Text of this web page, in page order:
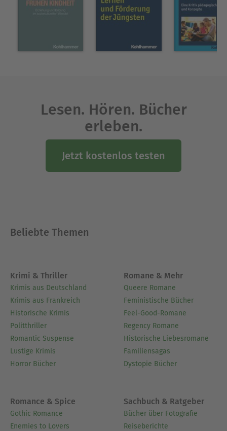
Lesen. Hören. Bücher
erleben.
Jetzt kostenlos testen
Beliebte Themen
Krimi & Thriller
Krimis aus Deutschland
Krimis aus Frankreich
Historische Krimis
Politthriller
Romantic Suspense
Lustige Krimis
Horror Bücher
Romane & Mehr
Queere Romane
Feministische Bücher
Feel-Good-Romane
Regency Romane
Historische Liebesromane
Familiensagas
Dystopie Bücher
Romance & Spice
Gothic Romance
Enemies to Lovers
Sachbuch & Ratgeber
Bücher über Fotografie
Reiseberichte